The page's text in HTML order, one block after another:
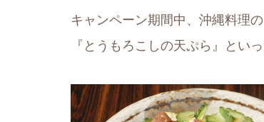
キャンペーン期間中、沖縄料理
『とうもろこしの天ぷら』とい